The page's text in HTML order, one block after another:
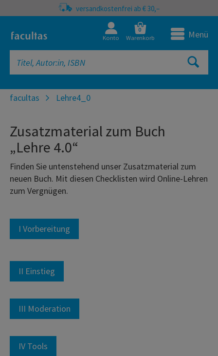
versandkostenfrei ab € 30,–
Konto
0
Warenkorb Menü
facultas Lehre4_0
Zusatzmaterial zum Buch
„Lehre 4.0“
Finden Sie untenstehend unser Zusatzmaterial zum
neuen Buch. Mit diesen Checklisten wird Online-Lehren
zum Vergnügen.
I Vorbereitung
II Einstieg
III Moderation
IV Tools